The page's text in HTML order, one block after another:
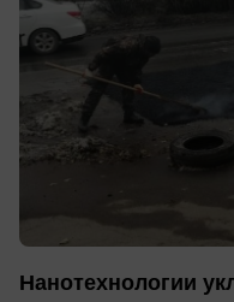
Нанотехнологии